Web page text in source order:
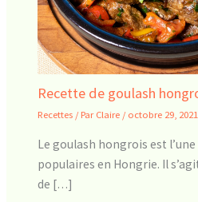
Recette de goulash
Recettes / Par Claire / octobre 29, 2021
Le goulash hongrois est
populaires en Hongrie. Il
de […]